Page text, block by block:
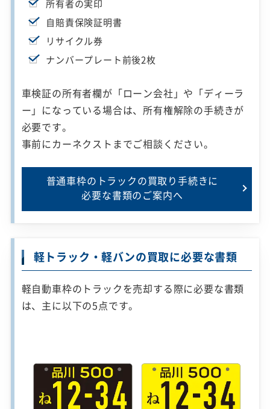
所有者の実印
自賠責保険証明書
リサイクル券
ナンバープレート前後2枚
車検証の所有者欄が「ローン会社」や「ディーラ
ー」になっている場合は、所有権解除の手続きが
必要です。
事前にカーネクストまでご相談ください。
普通車枠のトラックの買取り手続きに
必要な書類のご案内へ
軽トラック・軽バンの買取に必要な書類
軽自動車枠のトラックを売却する際に必要な書類
は、主に以下の5点です。